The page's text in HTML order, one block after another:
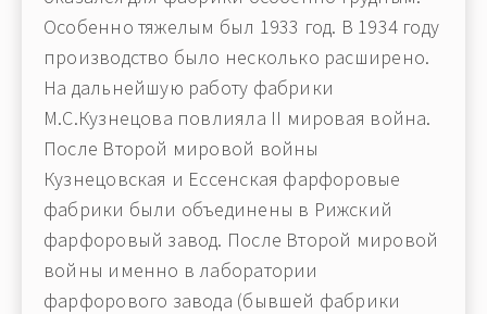
Особенно тяжелым был 1933 год. В 1934 году
производство было несколько расширено.
На дальнейшую работу фабрики
М.С.Кузнецова повлияла II мировая война.
После Второй мировой войны
Кузнецовская и Ессенская фарфоровые
фабрики были объединены в Рижский
фарфоровый завод. После Второй мировой
войны именно в лаборатории
фарфорового завода (бывшей фабрики